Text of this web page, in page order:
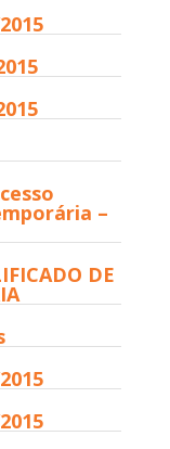
–
DE